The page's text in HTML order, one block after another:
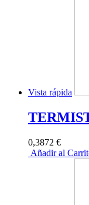
Vista rápida
0,3872 €
Añadir al